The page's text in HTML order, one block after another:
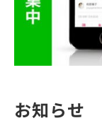
お知らせ